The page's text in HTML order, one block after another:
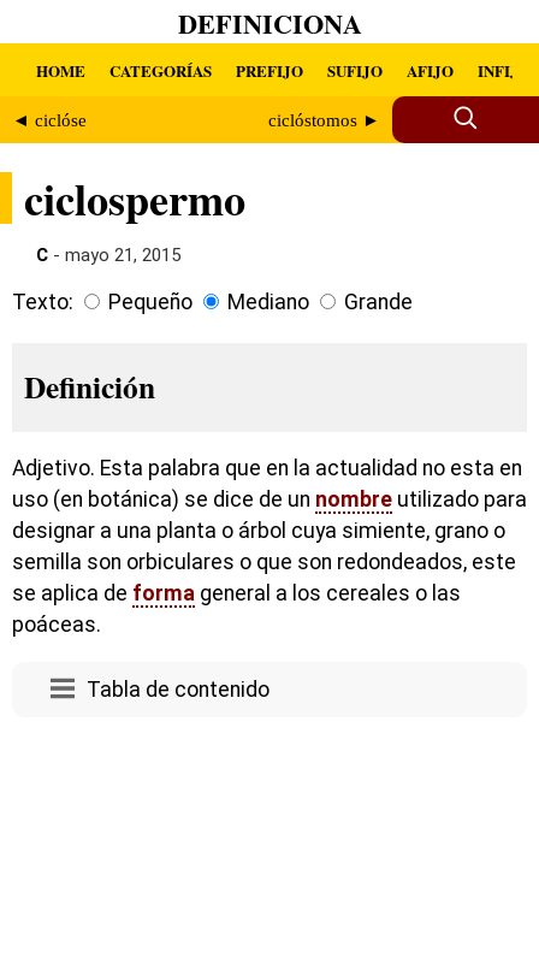
DEFINICIONA
HOME CATEGORÍAS PREFIJO SUFIJO AFIJO INFIJO
◄ ciclóse ciclóstomos ►
ciclospermo
C - mayo 21, 2015
Texto: Pequeño Mediano Grande
Definición
Adjetivo. Esta palabra que en la actualidad no esta en
uso (en botánica) se dice de un nombre utilizado para
designar a una planta o árbol cuya simiente, grano o
semilla son orbiculares o que son redondeados, este
se aplica de forma general a los cereales o las
poáceas.
Tabla de contenido